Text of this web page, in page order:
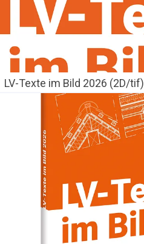
LV-Texte im Bild 2026 (2D/tif)